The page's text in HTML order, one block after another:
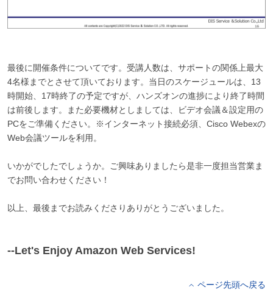
最後に開催条件についてです。受講人数は、サポートの関係上最大
4名様までとさせて頂いております。当日のスケージュールは、13
時開始、17時終了の予定ですが、ハンズオンの進捗により終了時間
は前後します。また必要機材としましては、ビデオ会議＆設定用の
PCをご準備ください。※インターネット接続必須、Cisco Webexの
Web会議ツールを利用。
いかがでしたでしょうか。ご興味ありましたら是非一度担当営業ま
でお問い合わせください！
以上、最後までお読みくださりありがとうございました。
--Let's Enjoy Amazon Web Services!
ページ先頭へ戻る